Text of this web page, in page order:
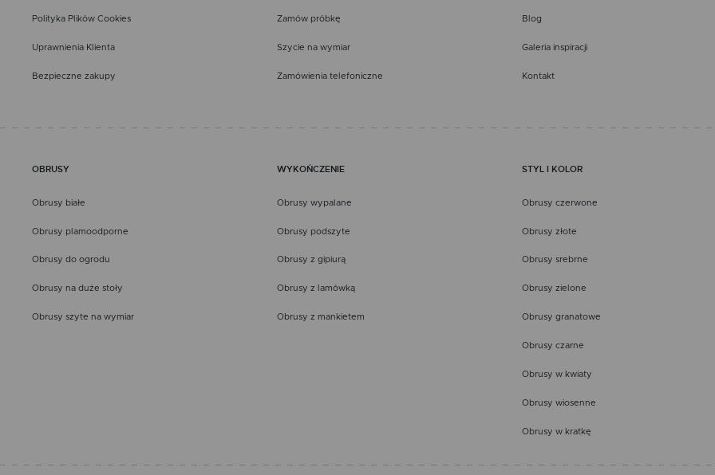
Polityka Plików Cookies
Uprawnienia Klienta
Bezpieczne zakupy
Zamów próbkę
Szycie na wymiar
Zamówienia telefoniczne
Blog
Galeria inspiracji
Kontakt
OBRUSY
Obrusy białe
Obrusy plamoodporne
Obrusy do ogrodu
Obrusy na duże stoły
Obrusy szyte na wymiar
WYKOŃCZENIE
Obrusy wypalane
Obrusy podszyte
Obrusy z gipiurą
Obrusy z lamówką
Obrusy z mankietem
STYL I KOLOR
Obrusy czerwone
Obrusy złote
Obrusy srebrne
Obrusy zielone
Obrusy granatowe
Obrusy czarne
Obrusy w kwiaty
Obrusy wiosenne
Obrusy w kratkę